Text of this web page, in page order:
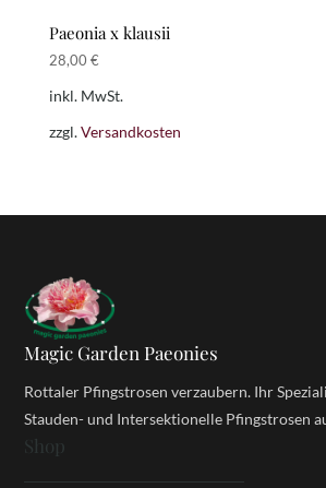
Paeonia x klausii
28,00 €
inkl. MwSt.
zzgl.Versandkosten
Magic Garden Paeonies
Rottaler Pfingstrosen verzaubern. Ihr
Stauden- und Intersektionelle Pfingstrosen
Shop